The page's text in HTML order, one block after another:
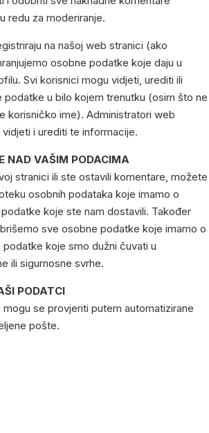
redu za moderiranje.
na našoj web stranici (ako
osobne podatke koje daju u
Svi korisnici mogu vidjeti, urediti ili
podatke u bilo kojem trenutku (osim što ne
korisničko ime). Administratori web
i urediti te informacije.
NAD VAŠIM PODACIMA
stranici ili ste ostavili komentare, možete
osobnih podataka koje imamo o
koje ste nam dostavili. Također
sve osobne podatke koje imamo o
podatke koje smo dužni čuvati u
ili sigurnosne svrhe.
PODATCI
se provjeriti putem automatizirane
pošte.